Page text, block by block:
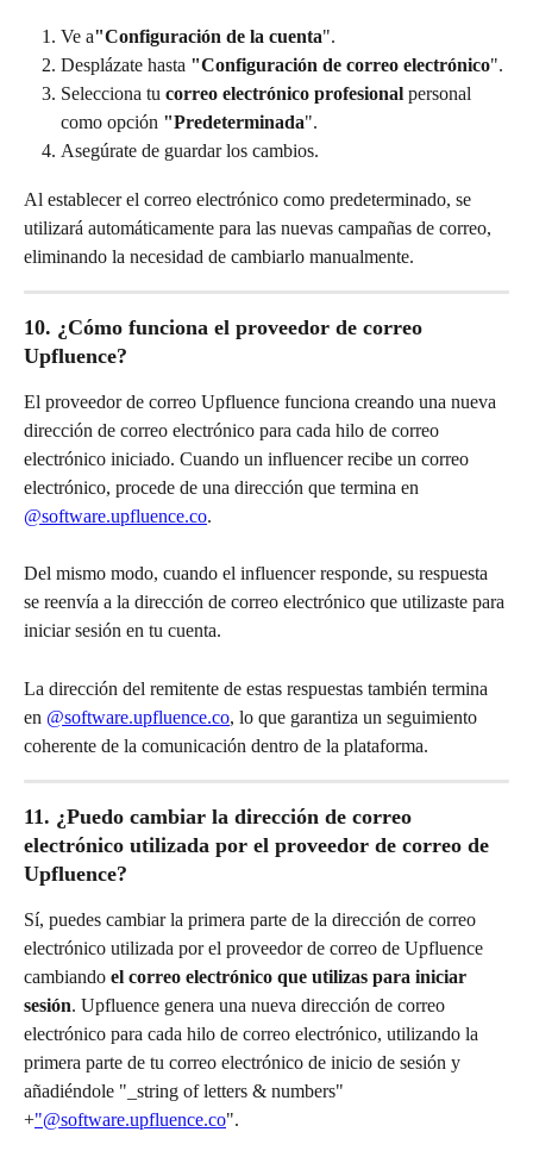
Ve a"Configuración de la cuenta".
Desplázate hasta "Configuración de correo electrónico".
Selecciona tu correo electrónico profesional personal
como opción "Predeterminada".
Asegúrate de guardar los cambios.
Al establecer el correo electrónico como predeterminado, se
utilizará automáticamente para las nuevas campañas de correo,
eliminando la necesidad de cambiarlo manualmente.
10. ¿Cómo funciona el proveedor de correo
Upfluence?
El proveedor de correo Upfluence funciona creando una nueva
dirección de correo electrónico para cada hilo de correo
electrónico iniciado. Cuando un influencer recibe un correo
electrónico, procede de una dirección que termina en
@software.upfluence.co.
Del mismo modo, cuando el influencer responde, su respuesta
se reenvía a la dirección de correo electrónico que utilizaste para
iniciar sesión en tu cuenta.
La dirección del remitente de estas respuestas también termina
en @software.upfluence.co, lo que garantiza un seguimiento
coherente de la comunicación dentro de la plataforma.
11. ¿Puedo cambiar la dirección de correo
electrónico utilizada por el proveedor de correo de
Upfluence?
Sí, puedes cambiar la primera parte de la dirección de correo
electrónico utilizada por el proveedor de correo de Upfluence
cambiando el correo electrónico que utilizas para iniciar
sesión. Upfluence genera una nueva dirección de correo
electrónico para cada hilo de correo electrónico, utilizando la
primera parte de tu correo electrónico de inicio de sesión y
añadiéndole "_string of letters & numbers"
+"@software.upfluence.co".